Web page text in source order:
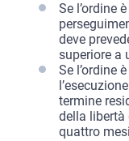
Se l’ordine
deve
superiore a
Se l’ordine
termine
della libertà
quattro